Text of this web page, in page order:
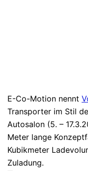
E-Co-Motion nennt
Transporter im Stil
Autosalon (5. –
Meter lange
Kubikmeter
Zuladung.